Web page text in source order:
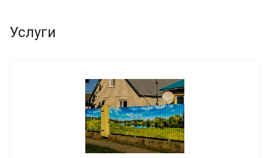
Услуги